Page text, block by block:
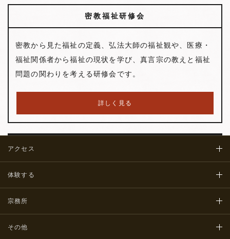
密教福祉研修会
密教から見た福祉の定義、弘法大師の福祉観や、医療・
福祉関係者から福祉の現状を学び、真言宗の教えと福祉
問題の関わりを考える研修会です。
詳しく見る
アクセス
体験する
宗務所
その他